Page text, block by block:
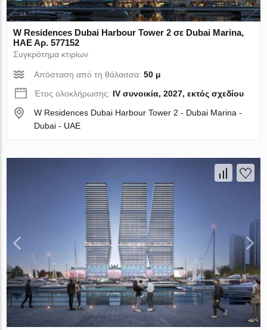
W Residences Dubai Harbour Tower 2 σε Dubai Marina,
ΗΑΕ Αρ. 577152
Συγκρότημα κτιρίων
Απόσταση από τη θάλασσα:50 μ
Έτος ολοκλήρωσης: IV συνοικία, 2027, εκτός σχεδίου
W Residences Dubai Harbour Tower 2 - Dubai Marina -
Dubai - UAE